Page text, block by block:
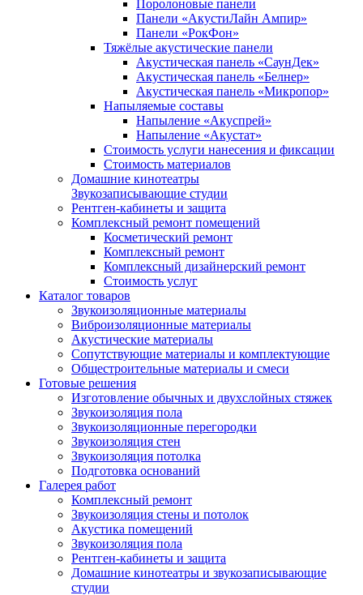
Поролоновые панели
Панели «АкустиЛайн Ампир»
Панели «РокФон»
Тяжёлые акустические панели
Акустическая панель «СаунДек»
Акустическая панель «Белнер»
Акустическая панель «Микропор»
Напыляемые составы
Напыление «Акуспрей»
Напыление «Акустат»
Стоимость услуги нанесения и фиксации
Стоимость материалов
Домашние кинотеатры
Звукозаписывающие студии
Рентген-кабинеты и защита
Комплексный ремонт помещений
Косметический ремонт
Комплексный ремонт
Комплексный дизайнерский ремонт
Стоимость услуг
Каталог товаров
Звукоизоляционные материалы
Виброизоляционные материалы
Акустические материалы
Сопутствующие материалы и комплектующие
Общестроительные материалы и смеси
Готовые решения
Изготовление обычных и двухслойных стяжек
Звукоизоляция пола
Звукоизоляционные перегородки
Звукоизоляция стен
Звукоизоляция потолка
Подготовка оснований
Галерея работ
Комплексный ремонт
Звукоизоляция стены и потолок
Акустика помещений
Звукоизоляция пола
Рентген-кабинеты и защита
Домашние кинотеатры и звукозаписывающие
студии